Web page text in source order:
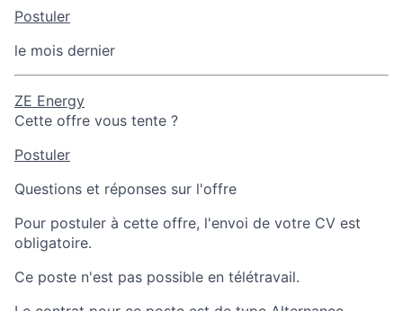
Postuler
le mois dernier
ZE Energy
Cette offre vous tente ?
Postuler
Questions et réponses sur l'offre
Pour postuler à cette offre, l'envoi de votre CV est
obligatoire.
Ce poste n'est pas possible en télétravail.